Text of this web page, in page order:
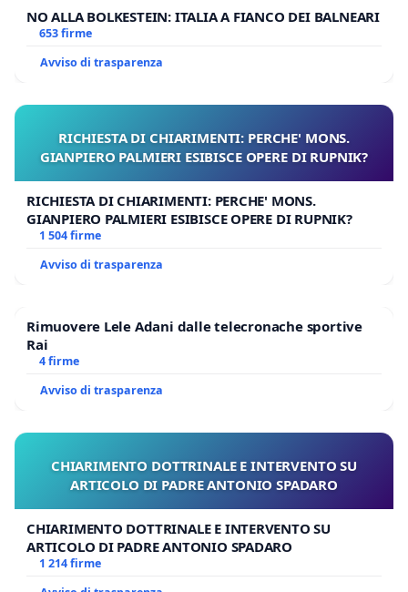
NO ALLA BOLKESTEIN: ITALIA A FIANCO DEI BALNEARI
653 firme
Avviso di trasparenza
RICHIESTA DI CHIARIMENTI: PERCHE' MONS.
GIANPIERO PALMIERI ESIBISCE OPERE DI RUPNIK?
RICHIESTA DI CHIARIMENTI: PERCHE' MONS.
GIANPIERO PALMIERI ESIBISCE OPERE DI RUPNIK?
1 504 firme
Avviso di trasparenza
Rimuovere Lele Adani dalle telecronache sportive
Rai
4 firme
Avviso di trasparenza
CHIARIMENTO DOTTRINALE E INTERVENTO SU
ARTICOLO DI PADRE ANTONIO SPADARO
CHIARIMENTO DOTTRINALE E INTERVENTO SU
ARTICOLO DI PADRE ANTONIO SPADARO
1 214 firme